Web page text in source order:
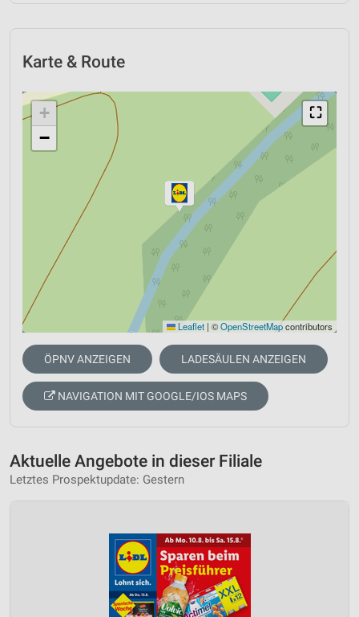
Karte & Route
⛶
+
−
Leaflet | ©OpenStreetMapcontributors
ÖPNV ANZEIGEN LADESÄULEN ANZEIGEN
NAVIGATION MIT GOOGLE/IOS MAPS
Aktuelle Angebote in dieser Filiale
Letztes Prospektupdate: Gestern